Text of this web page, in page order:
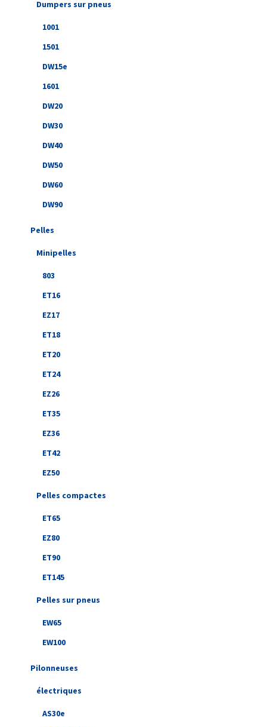
Dumpers sur pneus
1001
1501
DW15e
1601
DW20
DW30
DW40
DW50
DW60
DW90
Pelles
Minipelles
803
ET16
EZ17
ET18
ET20
ET24
EZ26
ET35
EZ36
ET42
EZ50
Pelles compactes
ET65
EZ80
ET90
ET145
Pelles sur pneus
EW65
EW100
Pilonneuses
électriques
AS30e